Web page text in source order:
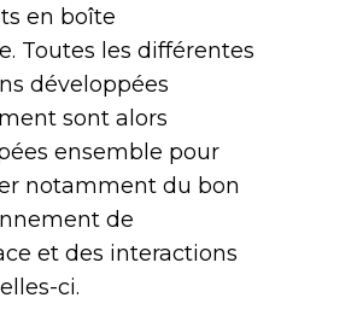
en boîte
Toutes les différentes
développées
sont alors
ensemble pour
notamment du bon
de
et des interactions
ci.